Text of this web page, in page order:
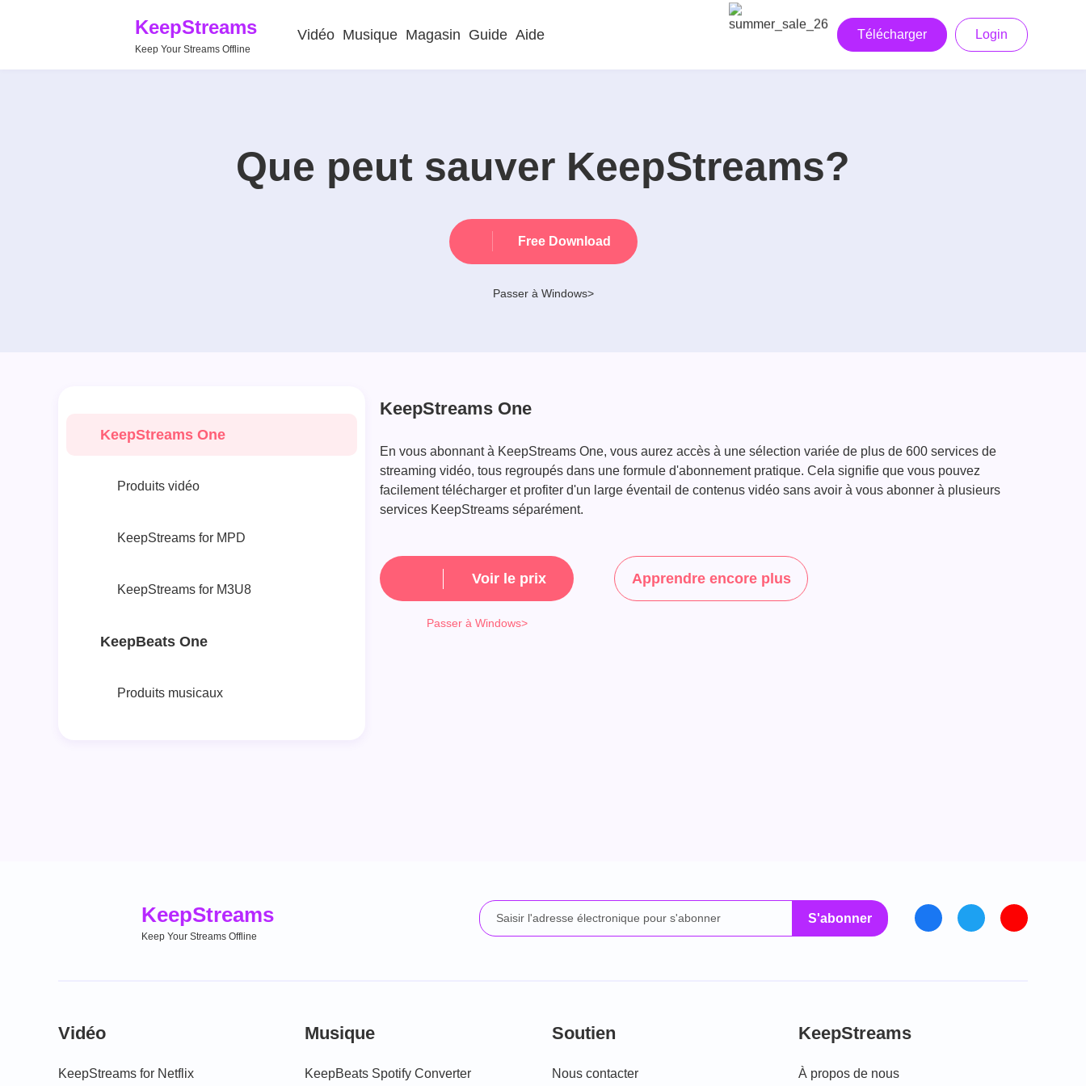
KeepStreams
Keep Your Streams Offline
Vidéo Musique Magasin Guide Aide Télécharger Login
Que peut sauver KeepStreams?
Free Download
Passer à Windows>
KeepStreams One
Produits vidéo
KeepStreams for MPD
KeepStreams for M3U8
KeepBeats One
Produits musicaux
KeepStreams One
En vous abonnant à KeepStreams One, vous aurez accès à une sélection variée de plus de 600 services de
streaming vidéo, tous regroupés dans une formule d'abonnement pratique. Cela signifie que vous pouvez
facilement télécharger et profiter d'un large éventail de contenus vidéo sans avoir à vous abonner à plusieurs
services KeepStreams séparément.
Voir le prix Apprendre encore plus
Passer à Windows>
KeepStreams
Keep Your Streams Offline
S'abonner
Vidéo
KeepStreams for Netflix
Musique
KeepBeats Spotify Converter
Soutien
Nous contacter
KeepStreams
À propos de nous